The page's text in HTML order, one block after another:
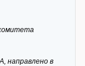
направлено в